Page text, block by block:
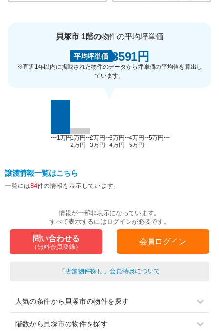
貝塚市 1階の物件の平均坪単価
平均坪単価 8591円
※直近1年以内に掲載された物件のデータから坪単価の平均値を算出し
ています。
〜1万円1万円〜
2万円
2万円〜
3万円
3万円〜
4万円
4万円〜
5万円
5万円〜
譲渡情報一覧はこちら
一覧には84件の情報を表示しています。
情報が一部非表示になっています。
すべて表示するにはログインが必要です。
問い合わせる
（無料会員登録）
会員ログイン
「店舗物件探し」会員特典について
人気の条件から貝塚市の物件を探す
居抜き
階数から貝塚市の物件を探す